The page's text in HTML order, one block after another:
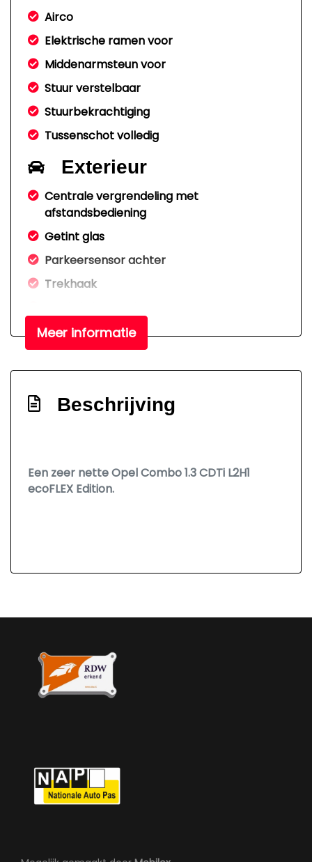
Airco
Elektrische ramen voor
Middenarmsteun voor
Stuur verstelbaar
Stuurbekrachtiging
Tussenschot volledig
Exterieur
Centrale vergrendeling met
afstandsbediening
Getint glas
Parkeersensor achter
Trekhaak
Overige
Anti blokkeer systeem
Elektronisch stabiliteits programma
Meer informatie
Beschrijving
Een zeer nette Opel Combo 1.3 CDTi L2H1
ecoFLEX Edition.